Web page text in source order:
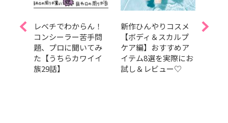
レベチでわからん！
コンシーラー苦手問
題、プロに聞いてみ
た【うちらカワイイ
族29話】
新作ひんやりコスメ
【ボディ＆スカルプ
ケア編】おすすめア
イテム8選を実際にお
試し＆レビュー♡
夏を